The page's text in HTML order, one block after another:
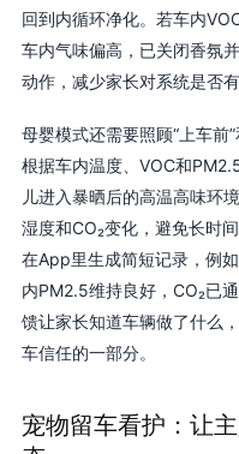
回到内循环净化。若车内
车内气味偏高，已关闭香氛
动作，减少家长对系统是否有
母婴模式还需要照顾“上车前
根据车内温度、VOC和
儿进入暴晒后的高温高味环
湿度和CO₂变化，避免长时
在App里生成简短记录，例
内PM2.5维持良好，CO₂已
馈让家长知道车辆做了什么
车信任的一部分。
宠物留车看护：让